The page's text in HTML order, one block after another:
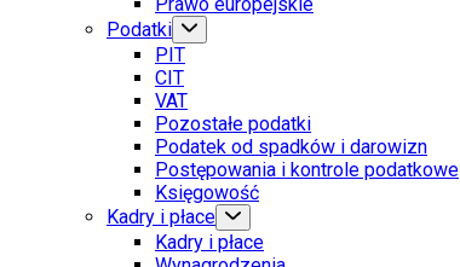
Podatki
PIT
CIT
VAT
Pozostałe podatki
Podatek od spadków i darowizn
Postępowania i kontrole podatkowe
Księgowość
Kadry i płace
Kadry i płace